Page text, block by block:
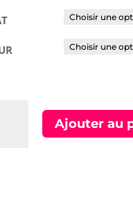
Ajouter au